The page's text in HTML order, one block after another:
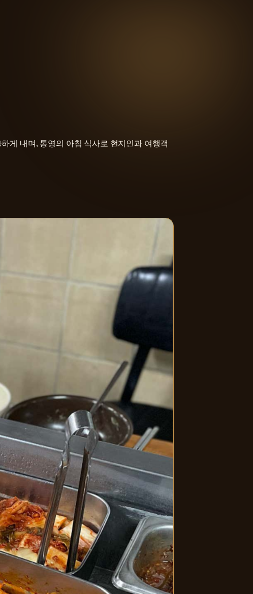
게 내며, 통영의 아침 식사로 현지인과 여행객